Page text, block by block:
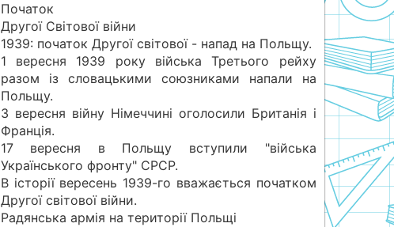
Початок
Другої Світової війни
1939: початок Другої світової - напад на Польщу.
1 вересня 1939 року війська Третього рейху
разом із словацькими союзниками напали на
Польщу.
3 вересня війну Німеччині оголосили Британія і
Франція.
17 вересня в Польщу вступили "війська
Українського фронту" СРСР.
В історії вересень 1939-го вважається початком
Другої світової війни.
Радянська армія на території Польщі